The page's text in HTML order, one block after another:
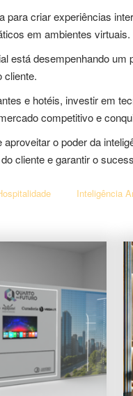
para criar experiências
em ambientes virtuais.
está desempenhando
cliente.
e hotéis, investir em
competitivo e
o poder da
cliente e garantir o
Inteligência